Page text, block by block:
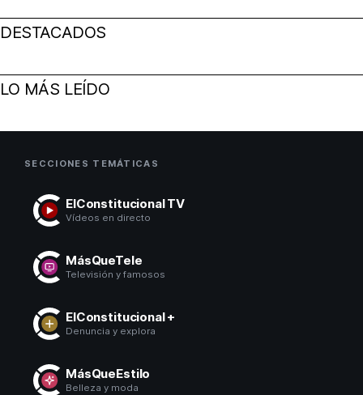
DESTACADOS
LO MÁS LEÍDO
SECCIONES TEMÁTICAS
ElConstitucional TV
Vídeos en directo
MásQueTele
Televisión y famosos
ElConstitucional +
Denuncia y explora
MásQueEstilo
Belleza y moda